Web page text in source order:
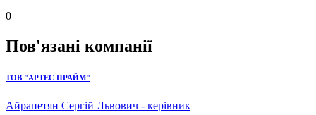
0
Пов'язані компанії
ТОВ "АРТЕС ПРАЙМ"
Айрапетян Сергій Львович - керівник